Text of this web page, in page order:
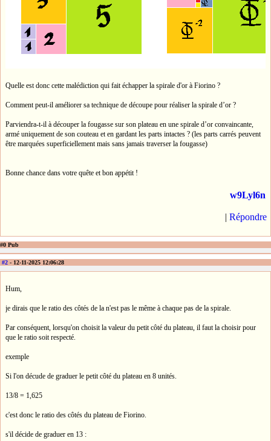
Quelle est donc cette malédiction qui fait échapper la spirale d'or à Fiorino ?
Comment peut-il améliorer sa technique de découpe pour réaliser la spirale d’or ?
Parviendra-t-il à découper la fougasse sur son plateau en une spirale d’or convaincante,
armé uniquement de son couteau et en gardant les parts intactes ? (les parts carrés peuvent
être marquées superficiellement mais sans jamais traverser la fougasse)
Bonne chance dans votre quête et bon appétit !
w9Lyl6n
| Répondre
#0 Pub
#2 - 12-11-2025 12:06:28
Hum,
je dirais que le ratio des côtés de la n'est pas le même à chaque pas de la spirale.
Par conséquent, lorsqu'on choisit la valeur du petit côté du plateau, il faut la choisir pour
que le ratio soit respecté.
exemple
Si l'on décude de graduer le petit côté du plateau en 8 unités.
13/8 = 1,625
c'est donc le ratio des côtés du plateau de Fiorino.
s'il décide de graduer en 13 :